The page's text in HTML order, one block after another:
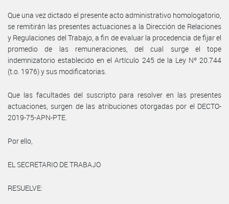
Que una vez dictado el presente acto administrativo homologatorio,
se remitirán las presentes actuaciones a la Dirección de Relaciones
y Regulaciones del Trabajo, a fin de evaluar la procedencia de fijar el
promedio de las remuneraciones, del cual surge el tope
indemnizatorio establecido en el Artículo 245 de la Ley Nº 20.744
(t.o. 1976) y sus modificatorias.
Que las facultades del suscripto para resolver en las presentes
actuaciones, surgen de las atribuciones otorgadas por el DECTO-
2019-75-APN-PTE.
Por ello,
EL SECRETARIO DE TRABAJO
RESUELVE: